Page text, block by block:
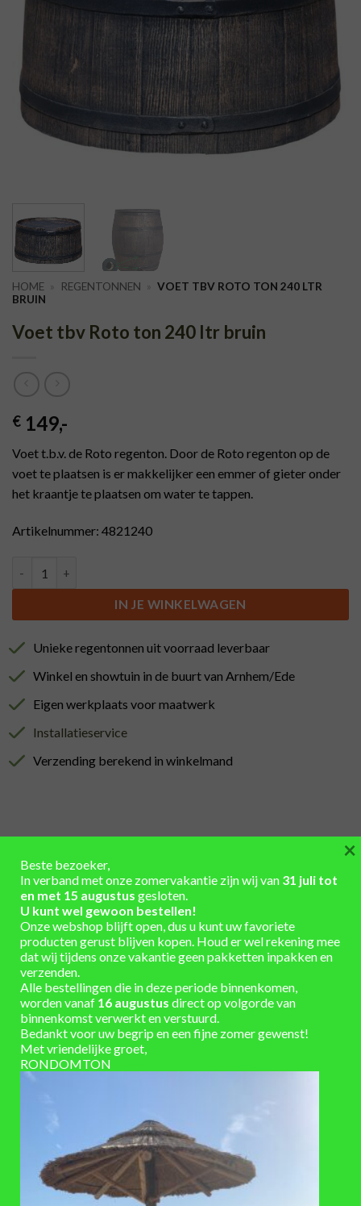
HOME » REGENTONNEN » VOET TBV ROTO TON 240 LTR
BRUIN
Voet tbv Roto ton 240 ltr bruin
€ 149,-
Voet t.b.v. de Roto regenton. Door de Roto regenton op de
voet te plaatsen is er makkelijker een emmer of gieter onder
het kraantje te plaatsen om water te tappen.
Artikelnummer: 4821240
IN JE WINKELWAGEN
Unieke regentonnen uit voorraad leverbaar
Winkel en showtuin in de buurt van Arnhem/Ede
Eigen werkplaats voor maatwerk
Installatieservice
Verzending berekend in winkelmand
BESCHRIJVING
AANVULLENDE INFORMATIE
Breedte in cm
67
Diameter
67
Diepte in cm
Geschikt voor
Roto Regenton 240 liter
Hoogte in cm
27
Kleur
Bruin
Materiaal
Kunststof
Merk
VAAK SAMEN GEKOCHT
Beste bezoeker,
In verband met onze zomervakantie zijn wij van 31 juli tot
en met 15 augustus gesloten.
U kunt wel gewoon bestellen!
Onze webshop blijft open, dus u kunt uw favoriete
producten gerust blijven kopen. Houd er wel rekening mee
dat wij tijdens onze vakantie geen pakketten inpakken en
verzenden.
Alle bestellingen die in deze periode binnenkomen,
worden vanaf 16 augustus direct op volgorde van
binnenkomst verwerkt en verstuurd.
Bedankt voor uw begrip en een fijne zomer gewenst!
Met vriendelijke groet,
RONDOMTON
×